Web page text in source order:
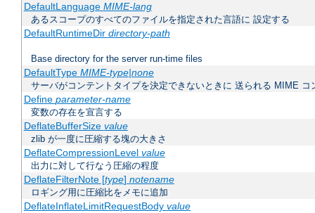
DefaultLanguage MIME-lang
あるスコープのすべてのファイルを指定された言語に 設定する
DefaultRuntimeDir directory-path
Base directory for the server run-time files
DefaultType MIME-type|none
サーバがコンテントタイプを決定できないときに 送られる MIME コ
Define parameter-name
変数の存在を宣言する
DeflateBufferSize value
zlib が一度に圧縮する塊の大きさ
DeflateCompressionLevel value
出力に対して行なう圧縮の程度
DeflateFilterNote [type] notename
ロギング用に圧縮比をメモに追加
DeflateInflateLimitRequestBody value